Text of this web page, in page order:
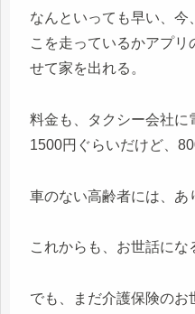
なんといっても早い、
こを走っているかアプ
せて家を出れる。
料金も、タクシー会社に
1500円ぐらいだけど、
車のない高齢者には、あ
これからも、お世話にな
でも、まだ介護保険のお